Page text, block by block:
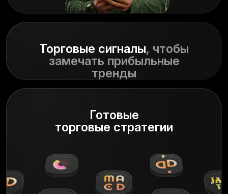
Торговые сигналы, чтобы
замечать прибыльные
тренды
Готовые
торговые стратегии